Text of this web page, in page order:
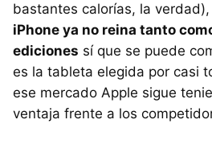
bastantes calorías, la
iPhone ya no reina tanto
ediciones sí que se puede
es la tableta elegida por casi
ese mercado Apple sigue
ventaja frente a los